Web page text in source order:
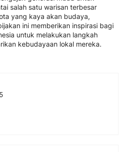
salah satu warisan terbesar
yang kaya akan budaya,
ini memberikan inspirasi bagi
untuk melakukan langkah
kebudayaan lokal mereka.